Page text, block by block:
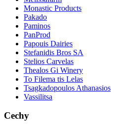
Monastic Products
Pakado
Paminos
PanProd
Papouis Dairies
Stefanidis Bros SA
Stelios Carvelas
Thealos Gi Winery
To Filema tis Lelas
Tsagkadopoulos Athanasios
Vassilitsa
Cechy